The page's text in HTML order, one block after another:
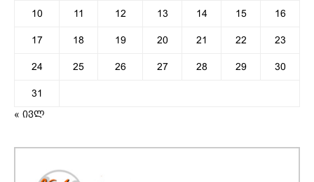
10 11 12 13 14 15 16
17 18 19 20 21 22 23
24 25 26 27 28 29 30
31
« ივლ